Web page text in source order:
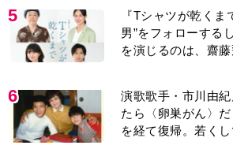
5
『Tシャツが乾くま
男”をフォローする
を演じるのは、齋
6
演歌歌手・市川由
たら〈卵巣がん〉
を経て復帰。若く